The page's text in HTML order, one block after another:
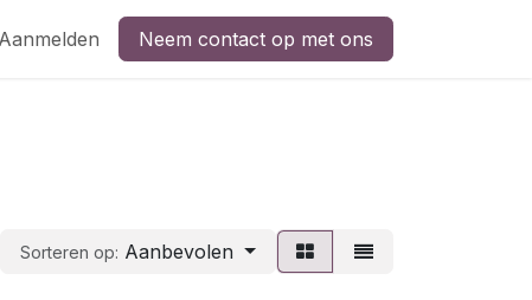
Aanmelden Neem contact op met ons
Sorteren op: Aanbevolen